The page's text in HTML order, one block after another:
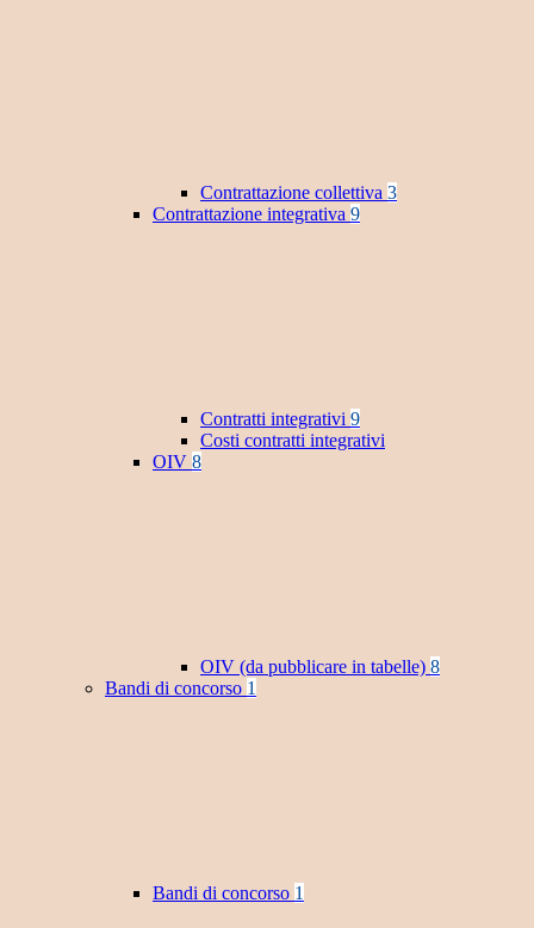
Contrattazione collettiva 3
Contrattazione integrativa 9
Contratti integrativi 9
Costi contratti integrativi
OIV 8
OIV (da pubblicare in tabelle) 8
Bandi di concorso 1
Bandi di concorso 1